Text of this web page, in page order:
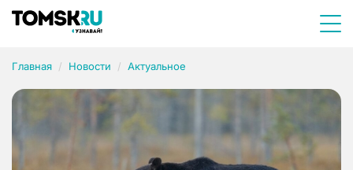
Главная Новости Актуальное